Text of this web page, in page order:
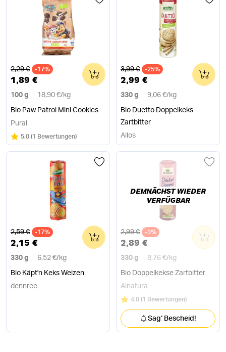
Alter Preis
2,29 € -17%
1,89 €
100 g 18,90 €/ kg
Bio Paw Patrol Mini Cookies
0
Pural
Bewertung:
5.0/5
(1 Bewertungen)
Alter Preis
3,99 € -25%
2,99 €
330 g 9,06 €/ kg
Bio Duetto Doppelkeks
Zartbitter
0
Allos
Alter Preis
2,59 € -17%
2,15 €
330 g 6,52 €/ kg
Bio Käpt'n Keks Weizen
0
dennree
Alter Preis
2,99 € -3%
2,89 €
330 g 8,76 €/ kg
Bio Doppelkekse Zartbitter
0
Alnatura
Bewertung:
4.0/5
(1 Bewertungen)
DEMNÄCHST WIEDER
VERFÜGBAR
Sag‘ Bescheid!